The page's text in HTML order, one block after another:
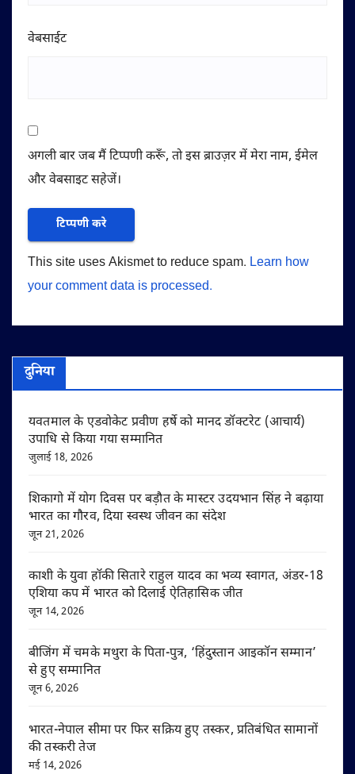
वेबसाईट
अगली बार जब मैं टिप्पणी करूँ, तो इस ब्राउज़र में मेरा नाम, ईमेल
और वेबसाइट सहेजें।
This site uses Akismet to reduce spam. Learn how
your comment data is processed.
दुनिया
यवतमाल के एडवोकेट प्रवीण हर्षे को मानद डॉक्टरेट (आचार्य)
उपाधि से किया गया सम्मानित
जुलाई 18, 2026
शिकागो में योग दिवस पर बड़ौत के मास्टर उदयभान सिंह ने बढ़ाया
भारत का गौरव, दिया स्वस्थ जीवन का संदेश
जून 21, 2026
काशी के युवा हॉकी सितारे राहुल यादव का भव्य स्वागत, अंडर-18
एशिया कप में भारत को दिलाई ऐतिहासिक जीत
जून 14, 2026
बीजिंग में चमके मथुरा के पिता-पुत्र, ‘हिंदुस्तान आइकॉन सम्मान’
से हुए सम्मानित
जून 6, 2026
भारत-नेपाल सीमा पर फिर सक्रिय हुए तस्कर, प्रतिबंधित सामानों
की तस्करी तेज
मई 14, 2026